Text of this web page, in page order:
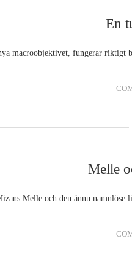
En
macroobjektivet, fungerar riktigt
Melle
Melle och den ännu namnlöse